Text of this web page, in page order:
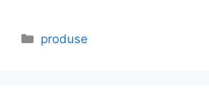
Categories
produse